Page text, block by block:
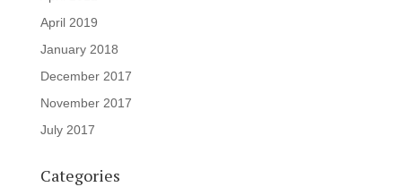
April 2019
January 2018
December 2017
November 2017
July 2017
Categories